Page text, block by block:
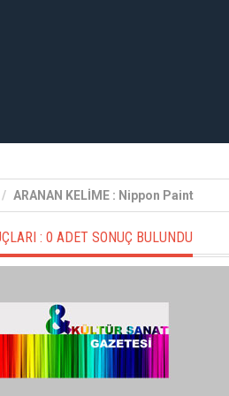
ARANAN KELİME : Nippon Paint
: 0 ADET SONUÇ BULUNDU